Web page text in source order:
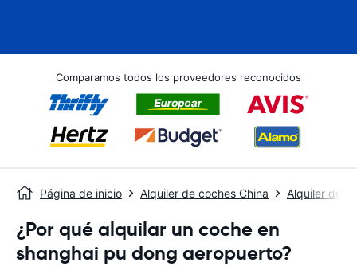
Comparamos todos los proveedores reconocidos
Página de inicio Alquiler de coches China Alquiler de
¿Por qué alquilar un coche en
shanghai pu dong aeropuerto?